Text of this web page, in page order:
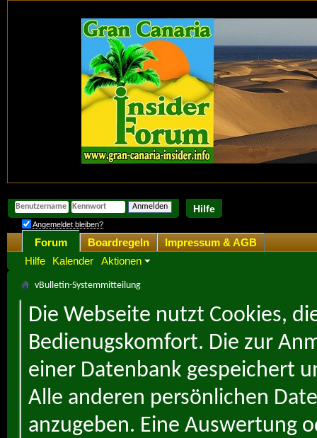
Hilfe
Angemeldet bleiben?
Forum
Hilfe
Kalender Aktionen
Boardregeln Impressum & AGB
vBulletin-Systemmitteilung
Die Webseite nutzt Cookies,
Bedienugskomfort. Die zur
einer Datenbank gespeichert
Alle anderen persönlichen
anzugeben. Eine Auswertung